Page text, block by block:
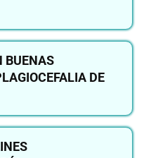
BUENAS
DE